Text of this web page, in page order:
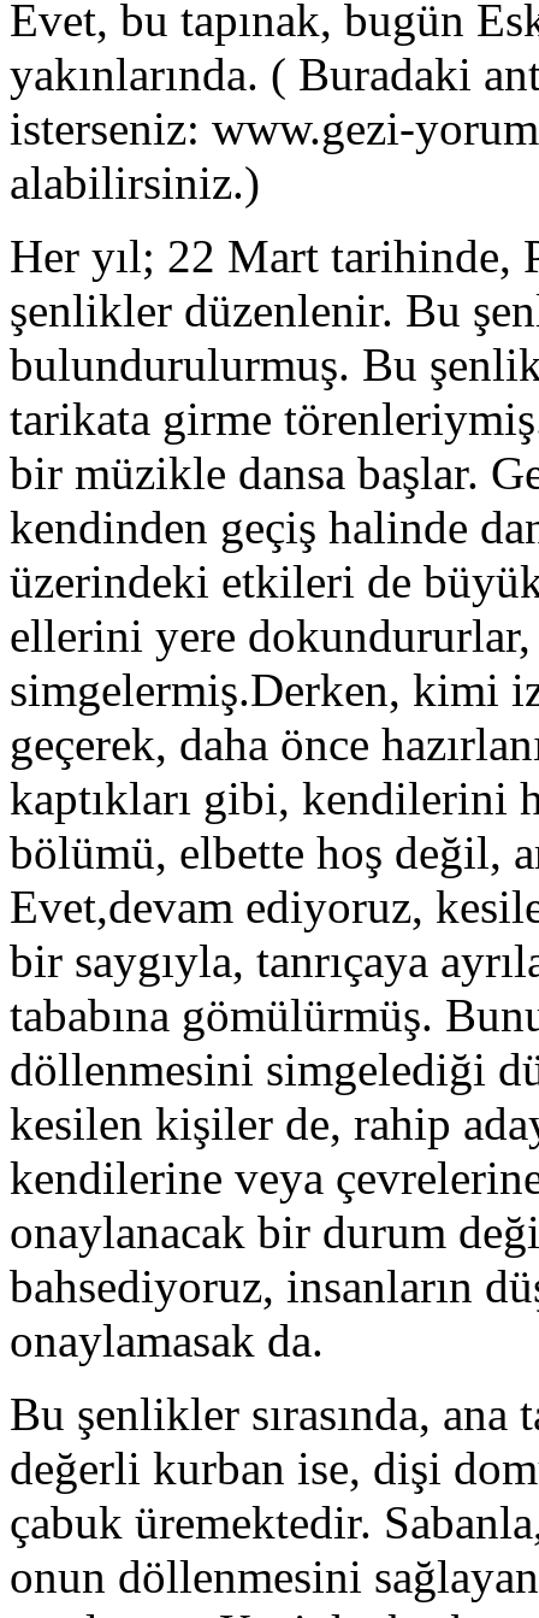
Evet, bu tapınak, bugün
yakınlarında. ( Buradaki
isterseniz: www.gezi-
alabilirsiniz.)
Her yıl; 22 Mart tarihinde,
şenlikler düzenlenir. Bu
bulundurulurmuş. Bu
tarikata girme
bir müzikle dansa başlar.
kendinden geçiş halinde
üzerindeki etkileri de
ellerini yere dokundururlar,
simgelermiş.Derken, kimi
geçerek, daha önce
kaptıkları gibi, kendilerini
bölümü, elbette hoş değil,
Evet,devam ediyoruz,
bir saygıyla, tanrıçaya
tababına gömülürmüş.
döllenmesini simgelediği
kesilen kişiler de, rahip
kendilerine veya
onaylanacak bir durum
bahsediyoruz, insanların
onaylamasak da.
Bu şenlikler sırasında,
değerli kurban ise, dişi
çabuk üremektedir.
onun döllenmesini